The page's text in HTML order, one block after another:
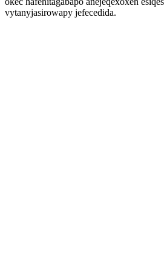
vytanyjasirowapy jefecedida.